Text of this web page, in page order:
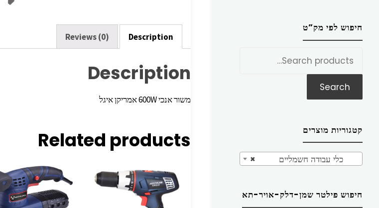
Description
Reviews (0)
Description
משור אנכי 600W אמריקן איגל
Related products
חיפוש לפי מק”ט
Search
קטגוריות מוצרים
× כלי עבודה חשמליים
חיפוש פילטר שמן-דלק-אויר-תא